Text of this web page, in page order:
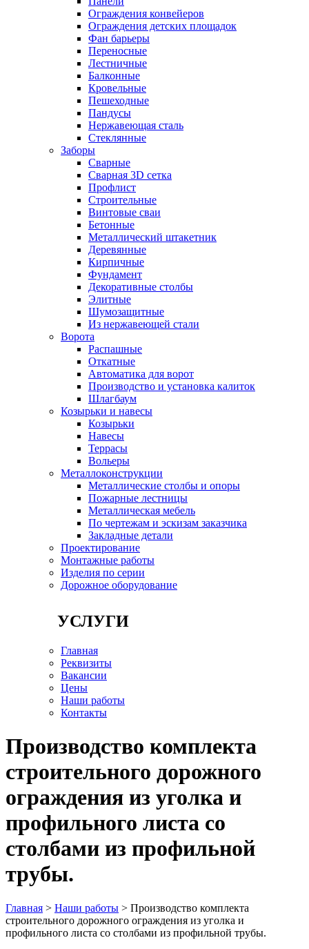
Ограждения конвейеров
Ограждения детских площадок
Фан барьеры
Переносные
Лестничные
Балконные
Кровельные
Пешеходные
Пандусы
Нержавеющая сталь
Стеклянные
Заборы
Сварные
Сварная 3D сетка
Профлист
Строительные
Винтовые сваи
Бетонные
Металлический штакетник
Деревянные
Кирпичные
Фундамент
Декоративные столбы
Элитные
Шумозащитные
Из нержавеющей стали
Ворота
Распашные
Откатные
Автоматика для ворот
Производство и установка калиток
Шлагбаум
Козырьки и навесы
Козырьки
Навесы
Террасы
Вольеры
Металлоконструкции
Металлические столбы и опоры
Пожарные лестницы
Металлическая мебель
По чертежам и эскизам заказчика
Закладные детали
Проектирование
Монтажные работы
Изделия по серии
Дорожное оборудование
УСЛУГИ
Главная
Реквизиты
Вакансии
Цены
Наши работы
Контакты
Производство комплекта
строительного дорожного
ограждения из уголка и
профильного листа со
столбами из профильной
трубы.
Главная > Наши работы > Производство комплекта
строительного дорожного ограждения из уголка и
профильного листа со столбами из профильной трубы.